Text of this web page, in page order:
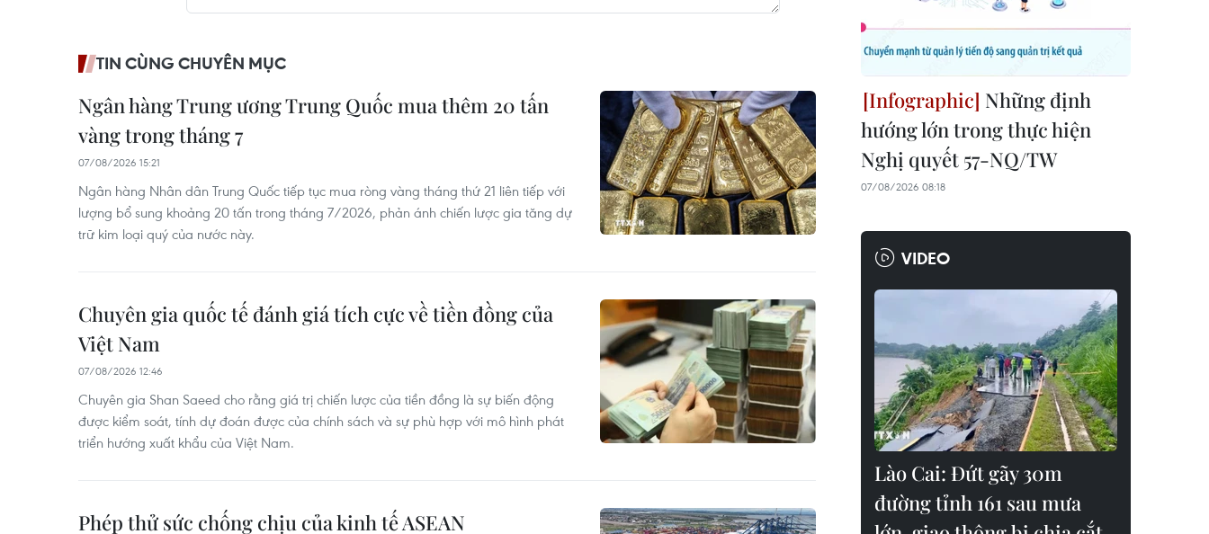
TIN CÙNG CHUYÊN MỤC
Ngân hàng Trung ương Trung Quốc mua thêm 20 tấn
vàng trong tháng 7
07/08/2026 15:21
Ngân hàng Nhân dân Trung Quốc tiếp tục mua ròng vàng tháng thứ 21 liên tiếp với
lượng bổ sung khoảng 20 tấn trong tháng 7/2026, phản ánh chiến lược gia tăng dự
trữ kim loại quý của nước này.
Chuyên gia quốc tế đánh giá tích cực về tiền đồng của
Việt Nam
07/08/2026 12:46
Chuyên gia Shan Saeed cho rằng giá trị chiến lược của tiền đồng là sự biến động
được kiểm soát, tính dự đoán được của chính sách và sự phù hợp với mô hình phát
triển hướng xuất khẩu của Việt Nam.
Phép thử sức chống chịu của kinh tế ASEAN
Những định
hướng lớn trong thực hiện
Nghị quyết 57-NQ/TW
07/08/2026 08:18
VIDEO
Lào Cai: Đứt gãy 30m
đường tỉnh 161 sau mưa